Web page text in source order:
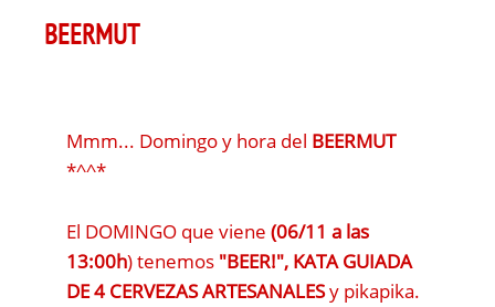
BEERMUT
Mmm... Domingo y hora del
BEERMUT
*^^*
El DOMINGO que viene (06/11 a las
13:00h) tenemos "BEER!", KATA GUIADA
DE 4 CERVEZAS ARTESANALESy pikapika.